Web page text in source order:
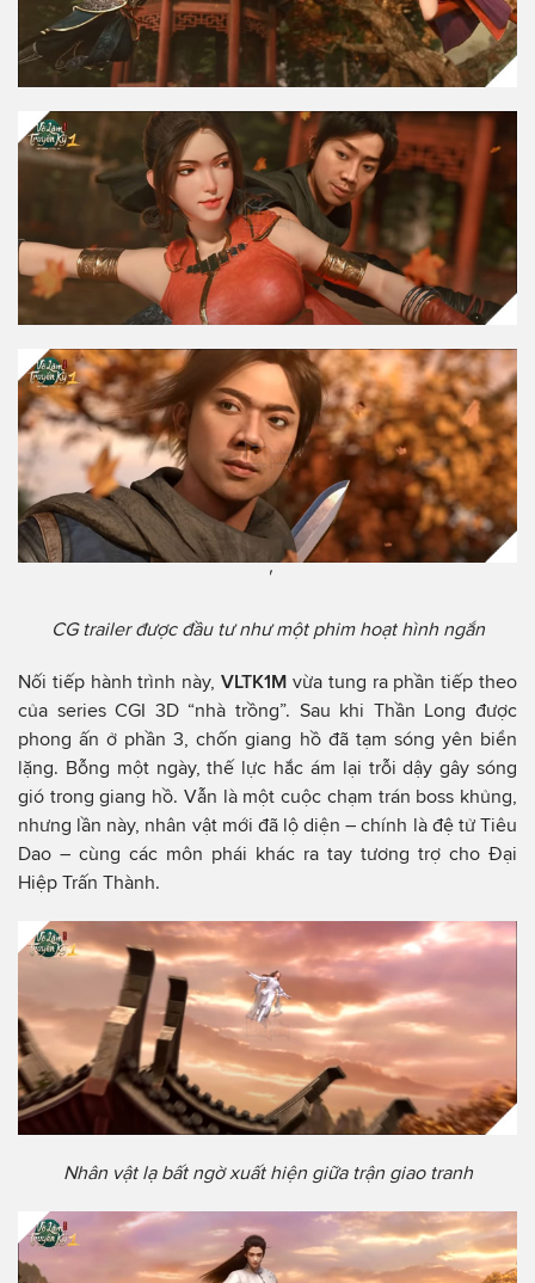
CG trailer được đầu tư như một phim hoạt hình ngắn
Nối tiếp hành trình này,VLTK1M vừa tung ra phần tiếp theo
của series CGI 3D “nhà trồng”. Sau khi Thần Long được
phong ấn ở phần 3, chốn giang hồ đã tạm sóng yên biển
lặng. Bỗng một ngày, thế lực hắc ám lại trỗi dậy gây sóng
gió trong giang hồ. Vẫn là một cuộc chạm trán boss khủng,
nhưng lần này, nhân vật mới đã lộ diện – chính là đệ tử Tiêu
Dao – cùng các môn phái khác ra tay tương trợ cho Đại
Hiệp Trấn Thành.
Nhân vật lạ bất ngờ xuất hiện giữa trận giao tranh